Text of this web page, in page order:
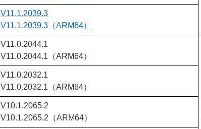
V11.1.2039.3
V11.1.2039.3（ARM64）
V11.0.2044.1
V11.0.2044.1（ARM64）
V11.0.2032.1
V11.0.2032.1（ARM64）
V10.1.2065.2
V10.1.2065.2（ARM64）